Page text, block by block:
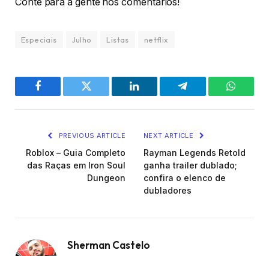
Especiais Julho Listas netflix
Facebook Twitter LinkedIn Telegram
PREVIOUS ARTICLE
Roblox – Guia Completo
das Raças em Iron Soul
Dungeon
NEXT ARTICLE
Rayman Legends Retold
ganha trailer dublado;
confira o elenco de
dubladores
Sherman Castelo